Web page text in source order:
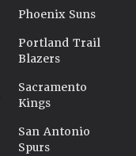
Phoenix Suns
Portland Trail
Blazers
Sacramento
Kings
San Antonio
Spurs